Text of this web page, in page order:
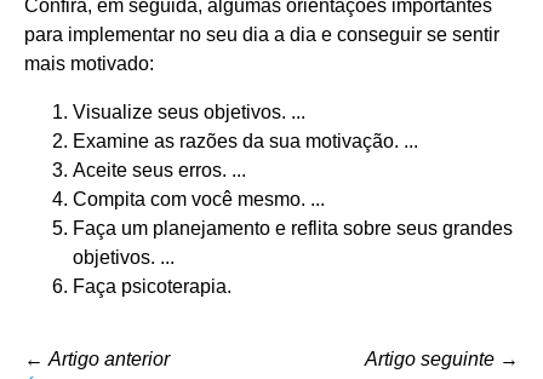
Confira, em seguida, algumas orientações importantes
para implementar no seu dia a dia e conseguir se sentir
mais motivado:
Visualize seus objetivos. ...
Examine as razões da sua motivação. ...
Aceite seus erros. ...
Compita com você mesmo. ...
Faça um planejamento e reflita sobre seus grandes
objetivos. ...
Faça psicoterapia.
← Artigo anterior
Artigo seguinte →